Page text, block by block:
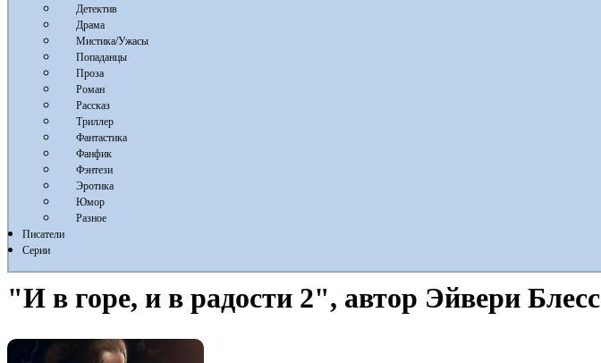
Детектив
Драма
Мистика/Ужасы
Попаданцы
Проза
Роман
Рассказ
Триллер
Фантастика
Фанфик
Фэнтези
Эротика
Юмор
Разное
Писатели
Серии
"И в горе, и в радости 2", автор Эйвери Блесс